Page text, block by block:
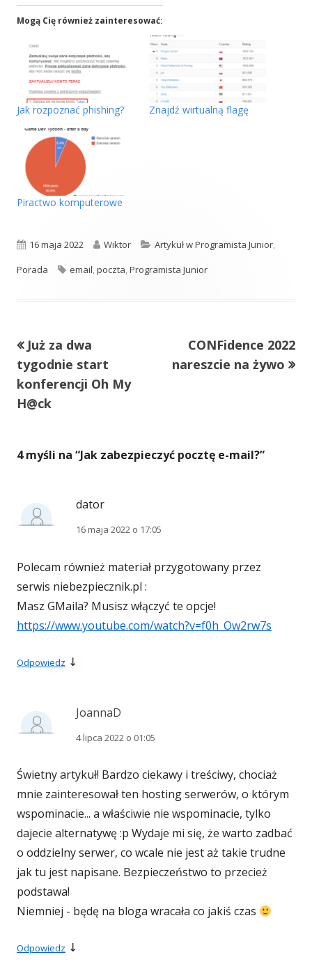
Mogą Cię również zainteresować:
Jak rozpoznać phishing? Znajdź wirtualną flagę
Piractwo komputerowe
Opublikowano
16 maja 2022 Autor
Wiktor Kategorie
Artykuł w Programista Junior,
Porada
Tagi
email,poczta,Programista Junior
Nawigacja
wpisu
Poprzedni
artykół
Już za dwa
tygodnie start
konferencji Oh My
H@ck
Następny
artykół:
CONFidence 2022
nareszcie na żywo
4 myśli na “Jak zabezpieczyć pocztę e-mail?”
dator
16 maja 2022 o 17:05
Polecam również materiał przygotowany przez
serwis niebezpiecznik.pl :
Masz GMaila? Musisz włączyć te opcje!
https://www.youtube.com/watch?v=f0h_Ow2rw7s
Odpowiedz ↓
JoannaD
4 lipca 2022 o 01:05
Świetny artykuł! Bardzo ciekawy i treściwy, chociaż
mnie zainteresował ten hosting serwerów, o którym
wspominacie... a właściwie nie wspominacie, tylko
dajecie alternatywę :p Wydaje mi się, że warto zadbać
o oddzielny serwer, co wcale nie jest aż takie trudne
jak tu jest napisane. Bezpieczeństwo to przecież
podstawa!
Niemniej - będę na bloga wracała co jakiś czas
Odpowiedz ↓